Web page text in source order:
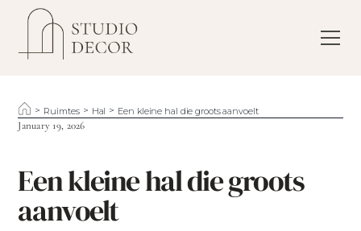
> Ruimtes > Hal > Een kleine hal die groots aanvoelt
January 19, 2026
Een kleine hal die groots
aanvoelt